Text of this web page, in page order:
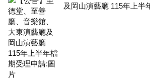
及岡山演藝廳 115年上半